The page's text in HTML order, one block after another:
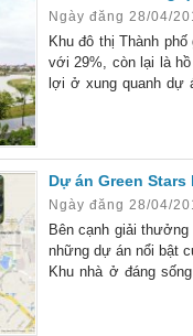
Ngày đăng 28/04/
Khu đô thị Thành
với 29%, còn lại là
lợi ở xung quanh dự
Dự án Green
Ngày đăng 28/04/
Bên cạnh giải
những dự án nổi bật
Khu nhà ở đáng